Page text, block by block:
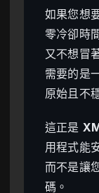
如果您想
零冷卻時
又不想冒
需要的是
原始且不
這正是
用程式能
而不是讓
碼。